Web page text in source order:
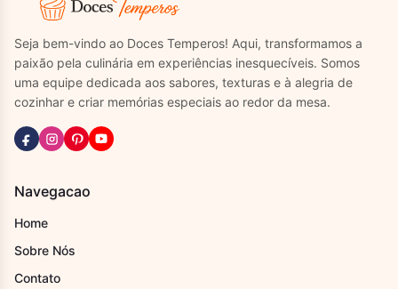
Seja bem-vindo ao Doces Temperos! Aqui, transformamos a
paixão pela culinária em experiências inesquecíveis. Somos
uma equipe dedicada aos sabores, texturas e à alegria de
cozinhar e criar memórias especiais ao redor da mesa.
Navegacao
Home
Sobre Nós
Contato